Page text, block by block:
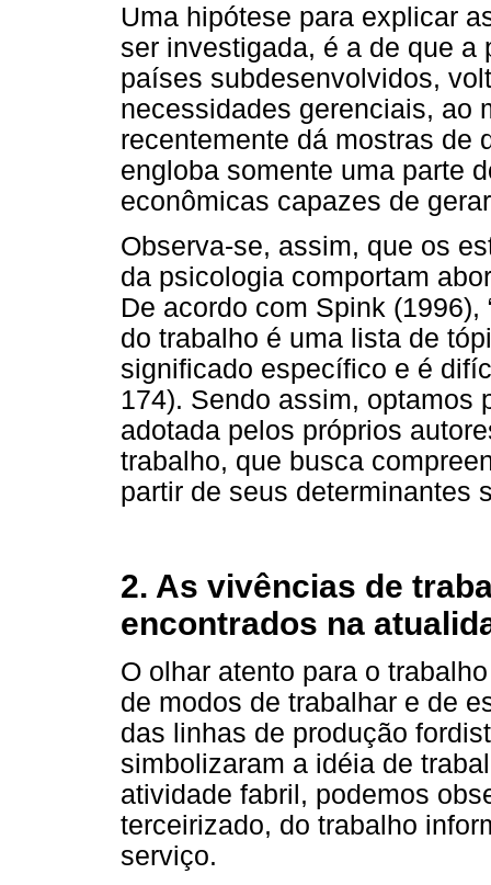
Uma hipótese para explicar
ser investigada, é a de que
países subdesenvolvidos,
necessidades gerenciais, ao
recentemente dá mostras de
engloba somente uma parte
econômicas capazes de
Observa-se, assim, que os
da psicologia comportam
De acordo com Spink
do trabalho é uma lista de
significado específico e é
174). Sendo assim, optamos
adotada pelos próprios
trabalho, que busca
partir de seus determinantes
2. As vivências de
encontrados na
O olhar atento para o
de modos de trabalhar e de
das linhas de produção
simbolizaram a idéia de
atividade fabril, podemos
terceirizado, do trabalho
serviço.